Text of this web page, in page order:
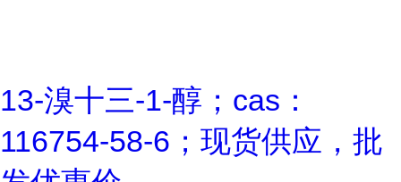
13-溴十三-1-醇；cas：
116754-58-6；现货供应，批